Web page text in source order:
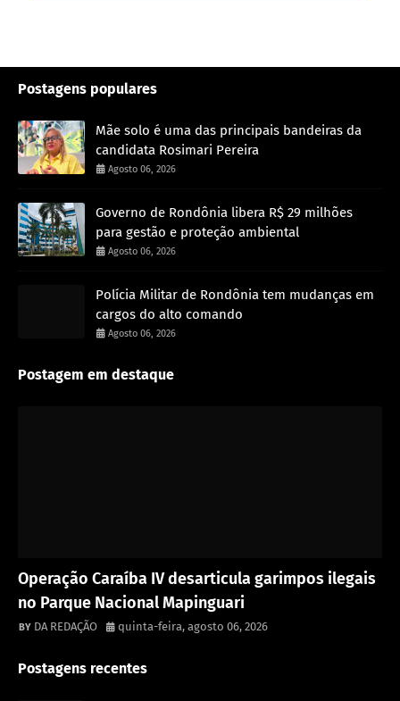
Postagens populares
Mãe solo é uma das principais bandeiras da
candidata Rosimari Pereira
Agosto 06, 2026
Governo de Rondônia libera R$ 29 milhões
para gestão e proteção ambiental
Agosto 06, 2026
Polícia Militar de Rondônia tem mudanças em
cargos do alto comando
Agosto 06, 2026
Postagem em destaque
Operação Caraíba IV desarticula garimpos ilegais
no Parque Nacional Mapinguari
DA REDAÇÃO quinta-feira, agosto 06, 2026
Postagens recentes